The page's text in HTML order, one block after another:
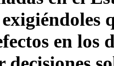
en los